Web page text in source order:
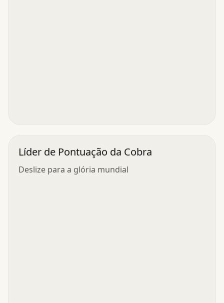
Líder de Pontuação da Cobra
Deslize para a glória mundial